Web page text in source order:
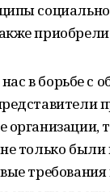
в борьбе с
организации,
только были
требования